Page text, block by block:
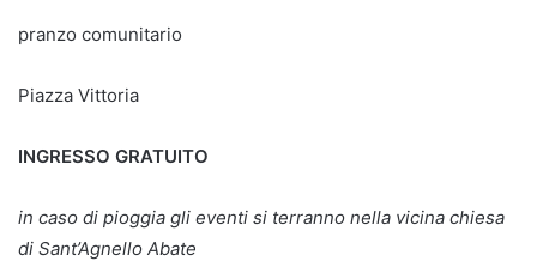
pranzo comunitario
Piazza Vittoria
INGRESSO GRATUITO
in caso di pioggia gli eventi si terranno nella vicina chiesa
di Sant’Agnello Abate